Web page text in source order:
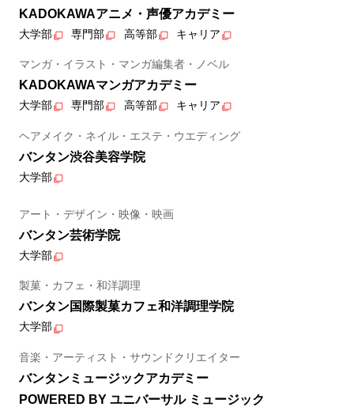
KADOKAWAアニメ・声優アカデミー
大学部 専門部 高等部 キャリア
マンガ・イラスト・マンガ編集者・ノベル
KADOKAWAマンガアカデミー
大学部 専門部 高等部 キャリア
ヘアメイク・ネイル・エステ・ウエディング
バンタン渋谷美容学院
大学部
アート・デザイン・映像・映画
バンタン芸術学院
大学部
製菓・カフェ・和洋調理
バンタン国際製菓カフェ和洋調理学院
大学部
音楽・アーティスト・サウンドクリエイター
バンタンミュージックアカデミー
POWERED BY ユニバーサル ミュージック